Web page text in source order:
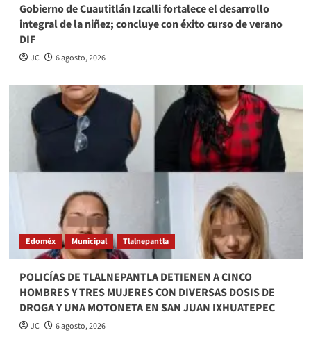
Gobierno de Cuautitlán Izcalli fortalece el desarrollo
integral de la niñez; concluye con éxito curso de verano
DIF
JC 6 agosto, 2026
Edoméx Municipal Tlalnepantla
POLICÍAS DE TLALNEPANTLA DETIENEN A CINCO
HOMBRES Y TRES MUJERES CON DIVERSAS DOSIS DE
DROGA Y UNA MOTONETA EN SAN JUAN IXHUATEPEC
JC 6 agosto, 2026